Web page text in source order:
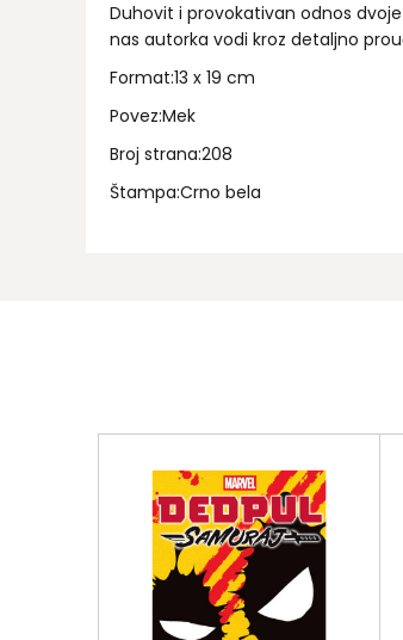
Duhovit i provokativan odnos
nas autorka vodi kroz detaljno
Format:13 x 19 cm
Povez:Mek
Broj strana:208
Štampa:Crno bela
pošalji